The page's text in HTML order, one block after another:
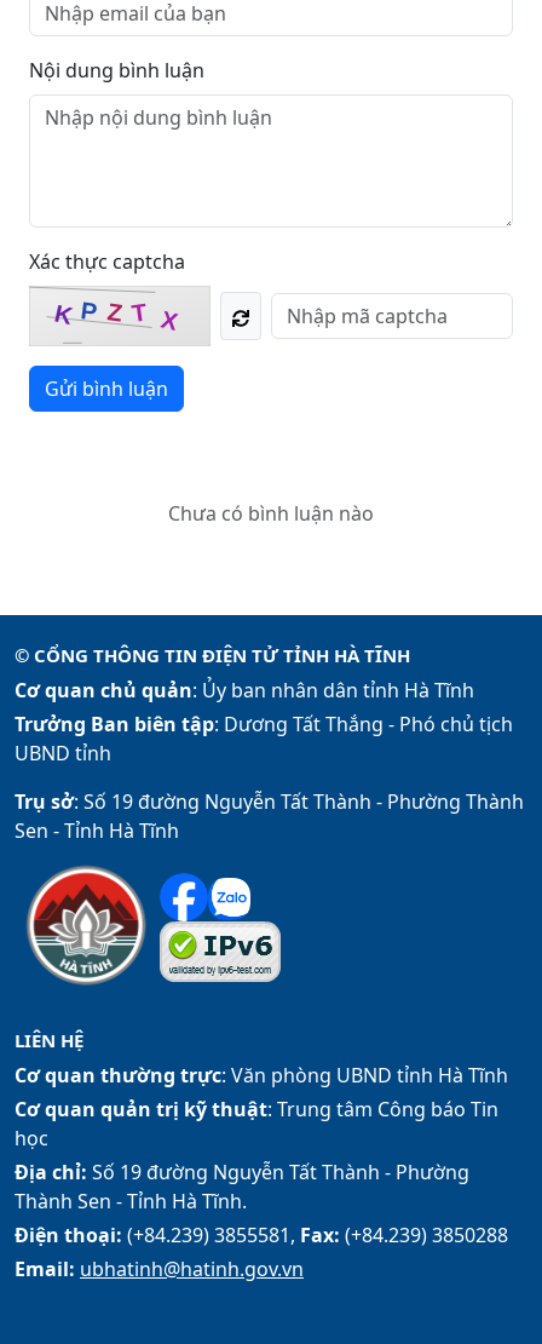
Nội dung bình luận
Xác thực captcha
KP Z T X
Gửi bình luận
Chưa có bình luận nào
© CỔNG THÔNG TIN ĐIỆN TỬ TỈNH HÀ TĨNH
Cơ quan chủ quản: Ủy ban nhân dân tỉnh Hà Tĩnh
Trưởng Ban biên tập: Dương Tất Thắng - Phó chủ tịch
UBND tỉnh
Trụ sở: Số 19 đường Nguyễn Tất Thành - Phường Thành
Sen - Tỉnh Hà Tĩnh
LIÊN HỆ
Cơ quan thường trực: Văn phòng UBND tỉnh Hà Tĩnh
Cơ quan quản trị kỹ thuật: Trung tâm Công báo Tin
học
Địa chỉ: Số 19 đường Nguyễn Tất Thành - Phường
Thành Sen - Tỉnh Hà Tĩnh.
Điện thoại: (+84.239) 3855581, Fax: (+84.239) 3850288
Email: ubhatinh@hatinh.gov.vn